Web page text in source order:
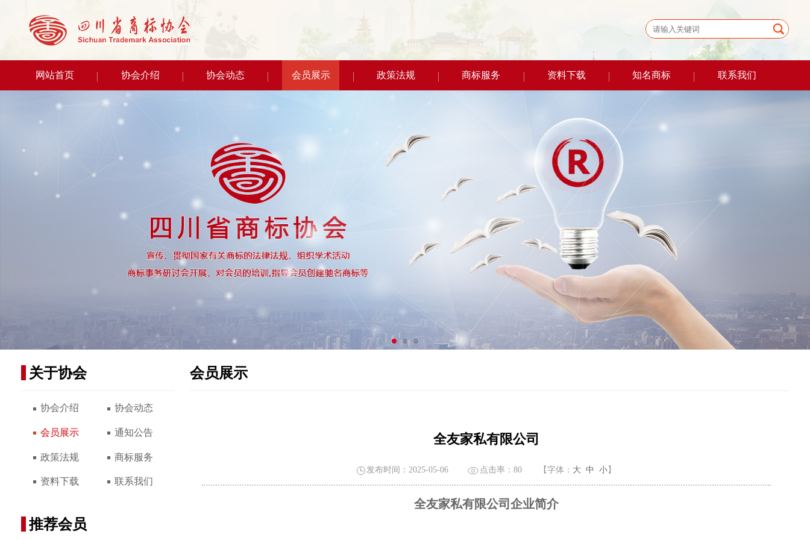
网站首页 协会介绍 协会动态 会员展示 政策法规 商标服务 资料下载 知名商标 联系我们
关于协会
协会介绍 协会动态
会员展示 通知公告
政策法规 商标服务
资料下载 联系我们
推荐会员
会员展示
全友家私有限公司
发布时间：2025-05-06 点击率：80 【字体： 大 中 小 】
全友家私有限公司企业简介